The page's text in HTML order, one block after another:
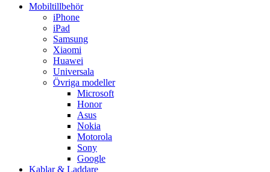
Mobiltillbehör
iPhone
iPad
Samsung
Xiaomi
Huawei
Universala
Övriga modeller
Microsoft
Honor
Asus
Nokia
Motorola
Sony
Google
Kablar & Laddare